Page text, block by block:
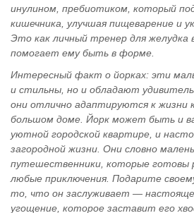
инулином, пребиотиком, который
кишечника, улучшая пищеварение и
Это как личный тренер для желудка
помогает ему быть в форме.
Интересный факт о йорках: эти
и стильны, но и обладают
они отлично адаптируются к жизни
большом доме. Йорк может быть и
уютной городской квартире, и
загородной жизни. Они словно
путешественники, которые готовы
любые приключения. Подарите
то, что он заслуживает —
угощение, которое заставит его